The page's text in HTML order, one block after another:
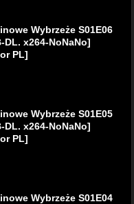
Wybrzeże S01E06
DL. x264-NoNaNo]
PL]
Wybrzeże S01E05
DL. x264-NoNaNo]
PL]
Wybrzeże S01E04